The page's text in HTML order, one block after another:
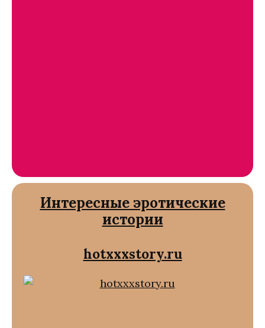
Интересные эротические
истории
hotxxxstory.ru